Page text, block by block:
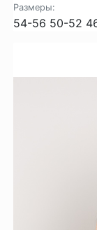
Размеры:
54-56 50-52